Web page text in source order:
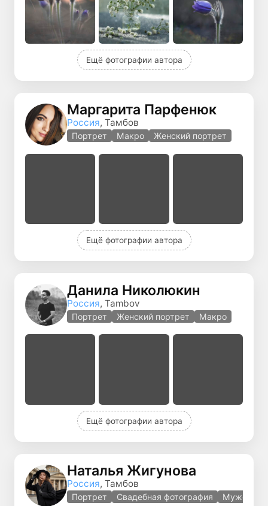
Ещё фотографии автора
Маргарита Парфенюк
Россия, Тамбов
Портрет Макро Женский портрет
Ещё фотографии автора
Данила Николюкин
Россия, Tambov
Портрет Женский портрет Макро
Ещё фотографии автора
Наталья Жигунова
Россия, Тамбов
Портрет Свадебная фотография Мужской